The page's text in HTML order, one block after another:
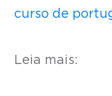
curso de
Leia mais: